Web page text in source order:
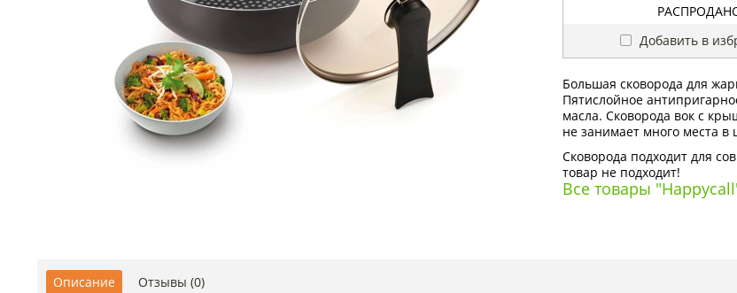
Добавить в
Большая сковорода для
Пятислойное
масла. Сковорода вок с
не занимает много места
Сковорода подходит для
товар не подходит!
Все товары
Описание Отзывы (0)